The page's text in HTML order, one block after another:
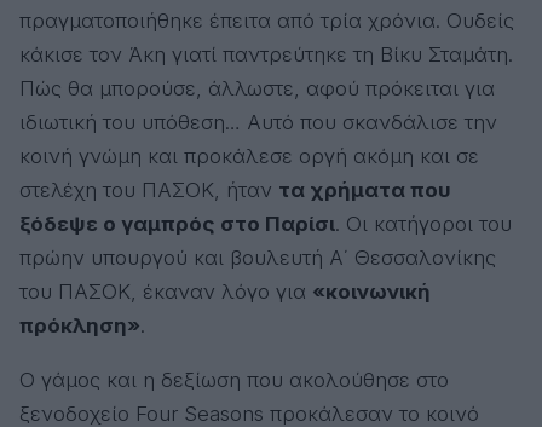
πραγματοποιήθηκε έπειτα από τρία χρόνια. Ουδείς
κάκισε τον Άκη γιατί παντρεύτηκε τη Βίκυ Σταμάτη.
Πώς θα μπορούσε, άλλωστε, αφού πρόκειται για
ιδιωτική του υπόθεση… Αυτό που σκανδάλισε την
κοινή γνώμη και προκάλεσε οργή ακόμη και σε
στελέχη του ΠΑΣΟΚ, ήταν τα χρήματα που
ξόδεψε ο γαμπρός στο Παρίσι. Οι κατήγοροι του
πρώην υπουργού και βουλευτή Α΄ Θεσσαλονίκης
του ΠΑΣΟΚ, έκαναν λόγο για «κοινωνική
πρόκληση».
Ο γάμος και η δεξίωση που ακολούθησε στο
ξενοδοχείο Four Seasons προκάλεσαν το κοινό